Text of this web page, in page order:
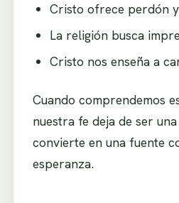
Cristo ofrece perdón
La religión busca
Cristo nos enseña a
Cuando comprendemos
nuestra fe deja de ser
convierte en una fuente
esperanza.